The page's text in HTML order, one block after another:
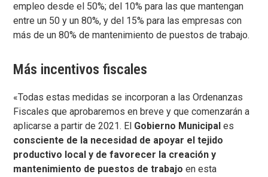
empleo desde el 50%; del 10% para las que mantengan
entre un 50 y un 80%, y del 15% para las empresas con
más de un 80% de mantenimiento de puestos de trabajo.
Más incentivos fiscales
«Todas estas medidas se incorporan a las Ordenanzas
Fiscales que aprobaremos en breve y que comenzarán a
aplicarse a partir de 2021. El Gobierno Municipal es
consciente de la necesidad de apoyar el tejido
productivo local y de favorecer la creación y
mantenimiento de puestos de trabajo en esta